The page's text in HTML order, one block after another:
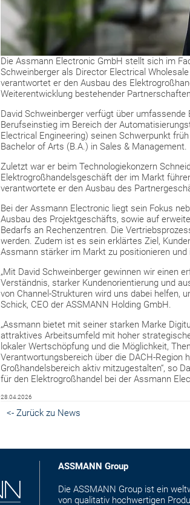
Die Assmann Electronic GmbH stellt sich im
Schweinberger als Director Electrical
verantwortet er den Ausbau des
Weiterentwicklung bestehender
David Schweinberger verfügt über
Berufseinstieg im Bereich der
Electrical Engineering) seinen Schwerpunkt
Bachelor of Arts (B.A.) in Sales & Management.
Zuletzt war er beim Technologiekonzern
Elektrogroßhandelsgeschäft der im Markt
verantwortete er den Ausbau des
Bei der Assmann Electronic liegt sein Fokus
Ausbau des Projektgeschäfts, sowie auf
Bedarfs an Rechenzentren. Die
werden. Zudem ist es sein erklärtes Ziel,
Assmann stärker im Markt zu positionieren
„Mit David Schweinberger gewinnen wir einen
Verständnis, starker Kundenorientierung und
von Channel-Strukturen wird uns dabei helfen,
Schick, CEO der ASSMANN Holding GmbH.
„Assmann bietet mit seiner starken Marke
attraktives Arbeitsumfeld mit hoher
lokaler Wertschöpfung und die Möglichkeit,
Verantwortungsbereich über die DACH-
Großhandelsbereich aktiv mitzugestalten“, so
für den Elektrogroßhandel bei der Assmann
28.04.2026
<- Zurück zu News
ASSMANN Group
Die ASSMANN Group ist ein
von qualitativ hochwertigen